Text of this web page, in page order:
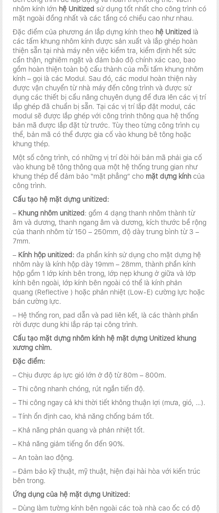
nhôm kính lớn hệ Unitized sử dụng tốt nhất cho công trình có
mặt ngoài đồng nhất và các tầng có chiều cao như nhau.
Đặc điểm của phương án lắp dựng kính theo hệ Unitized là
các tấm khung nhôm kính được sản xuất và lắp ghép hoàn
thiện sẵn tại nhà máy nên việc kiểm tra, kiểm định hết sức
cẩn thận, nghiêm ngặt và đảm bảo độ chính xác cao, bao
gồm hoàn thiện toàn bộ cấu thành của mỗi tấm khung nhôm
kính – gọi là các Modul. Sau đó, các modul hoàn thiện này
được vận chuyển từ nhà máy đến công trình và được sử
dụng các thiết bị cẩu nâng chuyên dụng để đưa lên các vị trí
lắp ghép đã chuẩn bị sẵn. Tại các vị trí lắp đặt modul, các
modul sẽ được lắp ghép với công trình thông qua hệ thống
bản mã được lắp đặt từ trước. Tùy theo từng công trình cụ
thể, bản mã có thể được gia cố vào khung bê tông hoặc
khung thép.
Một số công trình, có những vị trí đòi hỏi bản mã phải gia cố
vào khung bê tông thông qua một hệ thống trung gian như
khung thép để đảm bảo “mặt phẳng” cho mặt dựng kính của
công trình.
Cấu tạo hệ mặt dựng unitized:
– Khung nhôm unitized: gồm 4 dạng thanh nhôm thành từ
âm và dương, thanh ngang âm và dương, kích thước bề rộng
của thanh nhôm từ 150 – 250mm, độ dày trung bình từ 3 –
7mm.
– Kính hộp unitized: đa phần kính sử dụng cho mặt dựng hệ
nhôm này là kính hộp dày 19mm – 28mm, thành phần kính
hộp gồm 1 lớp kính bên trong, lớp nẹp khung ở giữa và lớp
kính bên ngoài, lớp kính bên ngoài có thể là kính phản
quang (Reflective ) hoặc phản nhiệt (Low-E) cường lực hoặc
bán cường lực.
– Hệ thống ron, pad dẫn và pad liên kết, là các thành phần
rời được dung khi lắp ráp tại công trình.
Cấu tạo mặt dựng nhôm kính hệ mặt dựng Unitized khung
xương chìm.
Đặc điểm:
– Chịu được áp lực gió lớn ở độ từ 80m – 800m.
– Thi công nhanh chóng, rút ngắn tiến độ.
– Thi công ngay cả khi thời tiết không thuận lợi (mưa, gió, …).
– Tính ổn định cao, khả năng chống bám tốt.
– Khả năng phản quang và phản nhiệt tốt.
– Khả năng giảm tiếng ồn đến 90%.
– An toàn lao động.
– Đảm bảo kỹ thuật, mỹ thuật, hiện đại hài hòa với kiến trúc
bên trong.
Ứng dụng của hệ mặt dựng Unitized:
– Dùng làm tường kính bên ngoài các toà nhà cao ốc có độ